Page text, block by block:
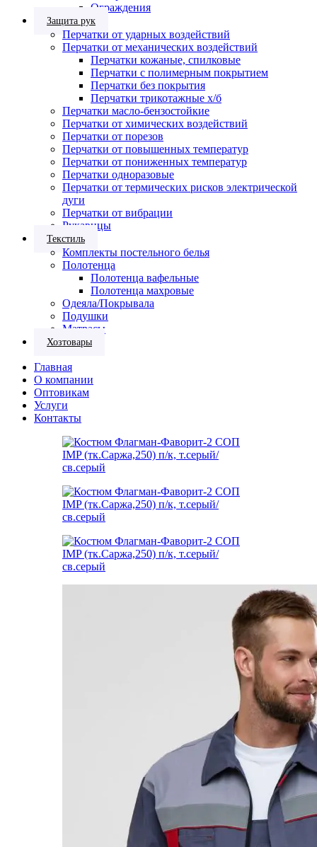
Ограждения
Защита рук
Перчатки от ударных воздействий
Перчатки от механических воздействий
Перчатки кожаные, спилковые
Перчатки с полимерным покрытием
Перчатки без покрытия
Перчатки трикотажные х/б
Перчатки масло-бензостойкие
Перчатки от химических воздействий
Перчатки от порезов
Перчатки от повышенных температур
Перчатки от пониженных температур
Перчатки одноразовые
Перчатки от термических рисков электрической
дуги
Перчатки от вибрации
Рукавицы
Текстиль
Комплекты постельного белья
Полотенца
Полотенца вафельные
Полотенца махровые
Одеяла/Покрывала
Подушки
Матрасы
Хозтовары
Главная
О компании
Оптовикам
Услуги
Контакты